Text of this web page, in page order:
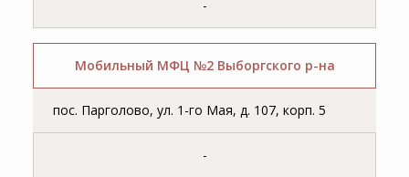
-
Мобильный МФЦ №2 Выборгского р-на
пос. Парголово, ул. 1-го Мая, д. 107, корп. 5
-